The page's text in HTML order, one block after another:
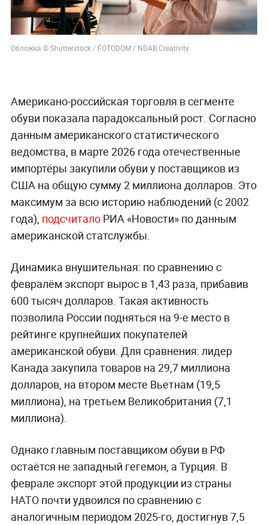
Обложка © Shutterstock / FOTODOM / NDAB Creativity
Американо-российская торговля в сегменте
обуви показала парадоксальный рост. Согласно
данным американского статистического
ведомства, в марте 2026 года отечественные
импортёры закупили обуви у поставщиков из
США на общую сумму 2 миллиона долларов. Это
максимум за всю историю наблюдений (с 2002
года), подсчиталоРИА «Новости» по данным
американской статслужбы.
Динамика внушительная: по сравнению с
февралём экспорт вырос в 1,43 раза, прибавив
600 тысяч долларов. Такая активность
позволила России подняться на 9-е место в
рейтинге крупнейших покупателей
американской обуви. Для сравнения: лидер
Канада закупила товаров на 29,7 миллиона
долларов, на втором месте Вьетнам (19,5
миллиона), на третьем Великобритания (7,1
миллиона).
Однако главным поставщиком обуви в РФ
остаётся не западный гегемон, а Турция. В
феврале экспорт этой продукции из страны
НАТО почти удвоился по сравнению с
аналогичным периодом 2025-го, достигнув 7,5